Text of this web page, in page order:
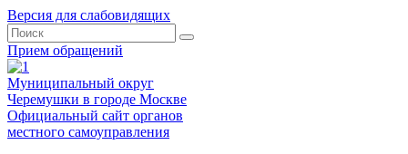
Версия для слабовидящих
Прием обращений
Муниципальный округ
Черемушки в городе Москве
Официальный сайт органов
местного самоуправления